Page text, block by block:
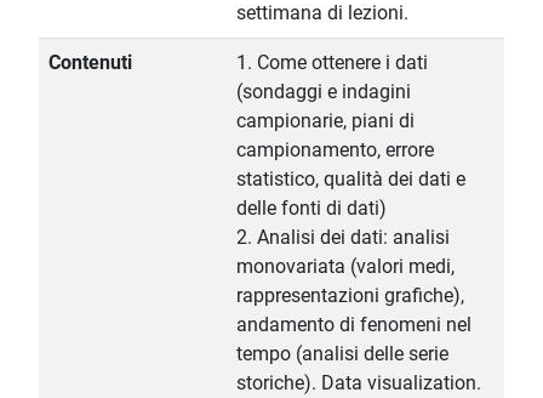
settimana di lezioni.
Contenuti
1. Come ottenere i dati
(sondaggi e indagini
campionarie, piani di
campionamento, errore
statistico, qualità dei dati e
delle fonti di dati)
2. Analisi dei dati: analisi
monovariata (valori medi,
rappresentazioni grafiche),
andamento di fenomeni nel
tempo (analisi delle serie
storiche). Data visualization.